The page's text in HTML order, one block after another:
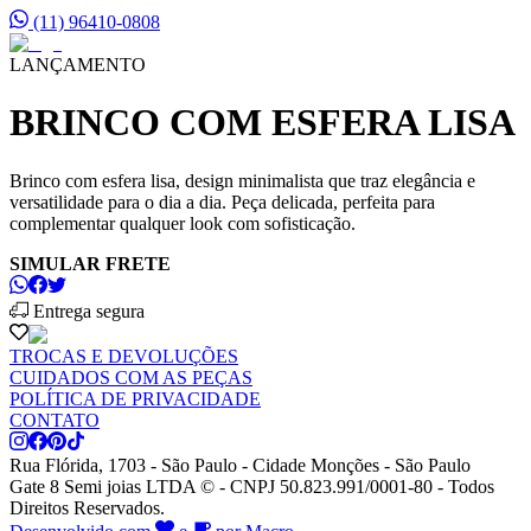
(11) 96410-0808
LANÇAMENTO
BRINCO COM ESFERA LISA
Brinco com esfera lisa, design minimalista que traz elegância e
versatilidade para o dia a dia. Peça delicada, perfeita para
complementar qualquer look com sofisticação.
SIMULAR FRETE
Entrega segura
TROCAS E DEVOLUÇÕES
CUIDADOS COM AS PEÇAS
POLÍTICA DE PRIVACIDADE
CONTATO
Rua Flórida, 1703 - São Paulo - Cidade Monções - São Paulo
Gate 8 Semi joias LTDA © - CNPJ 50.823.991/0001-80 - Todos
Direitos Reservados.